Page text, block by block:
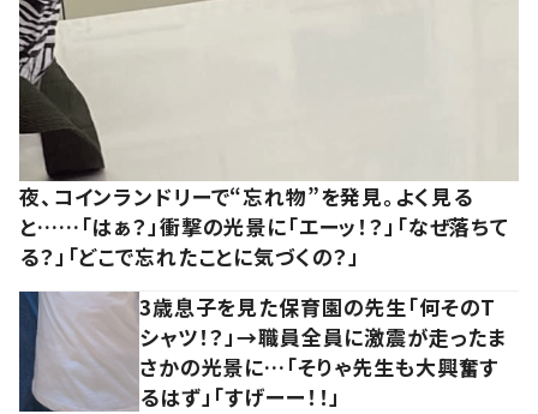
夜、コインランドリーで“忘れ物”を発見。よく見る
と……「はぁ？」衝撃の光景に「エーッ！？」「なぜ落ちて
る？」「どこで忘れたことに気づくの？」
3歳息子を見た保育園の先生「何そのT
シャツ！？」→職員全員に激震が走ったま
さかの光景に…「そりゃ先生も大興奮す
るはず」「すげーー！！」